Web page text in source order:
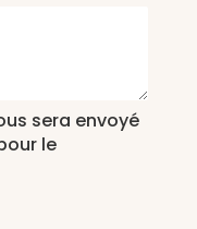
sera envoyé
le